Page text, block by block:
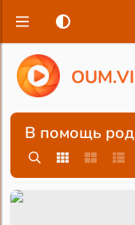
OUM.VI
В помощь